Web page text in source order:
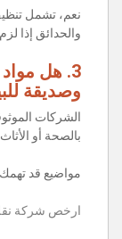
نعم، تشمل
والحدائق إذا لزم
3. هل
وصديقة
الشركات
بالصحة أو الأثاث.
مواضيع قد
ارخص شركة